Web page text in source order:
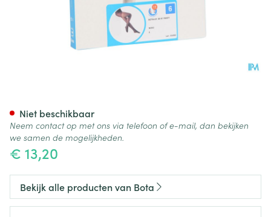
€ 13,20
Niet beschikbaar
Neem contact op met ons via telefoon of e-mail, dan bekijken
we samen de mogelijkheden.
Bekijk alle producten van Bota